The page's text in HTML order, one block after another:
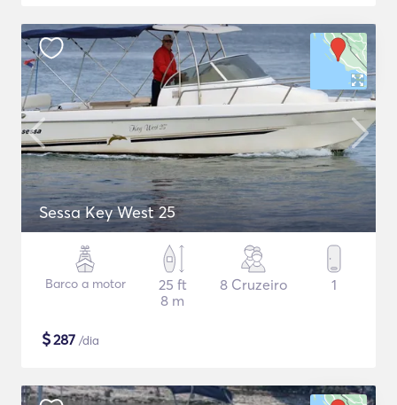
Sessa Key West 25
Barco a motor
25 ft
8 m
8 Cruzeiro 1
$287 /dia